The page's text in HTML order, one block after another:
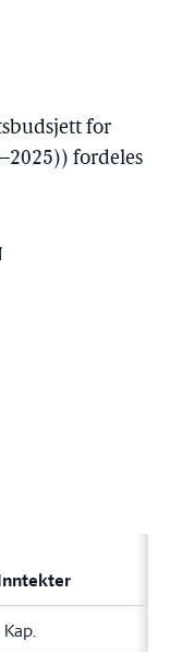
for
fordeles
Kap.